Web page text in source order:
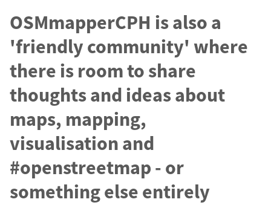
OSMmapperCPH is also a
'friendly community' where
there is room to share
thoughts and ideas about
maps, mapping,
visualisation and
#openstreetmap - or
something else entirely